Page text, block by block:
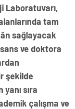
Laboratuvarı,
tam
sağlayacak
ve doktora
şekilde
sıra
çalışma ve